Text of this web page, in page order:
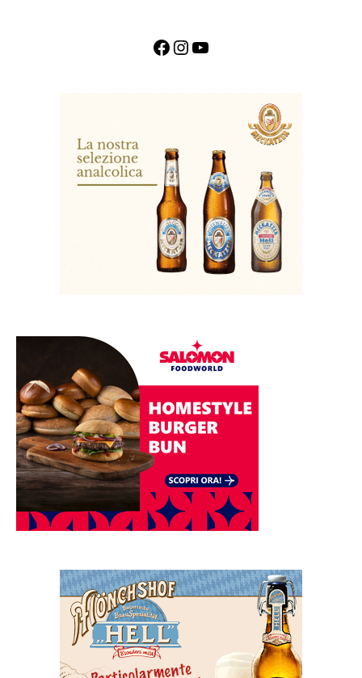
Facebook InstagramYouTube